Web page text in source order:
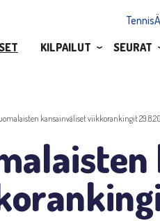
KILPAILUT SEURAT
kansainväliset viikkorankingit